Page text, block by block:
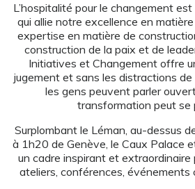
L’hospitalité pour le changement
qui allie notre excellence en
expertise en matière de
construction de la paix et de
Initiatives et Changement offre
jugement et sans les distractions de
les gens peuvent parler
transformation peut se
Surplombant le Léman, au-dessus
à 1h20 de Genève, le Caux Palace
un cadre inspirant et extraordinaire
ateliers, conférences, événements